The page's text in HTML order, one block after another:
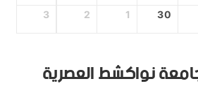
30
1
2
3
نواكشط العصرية